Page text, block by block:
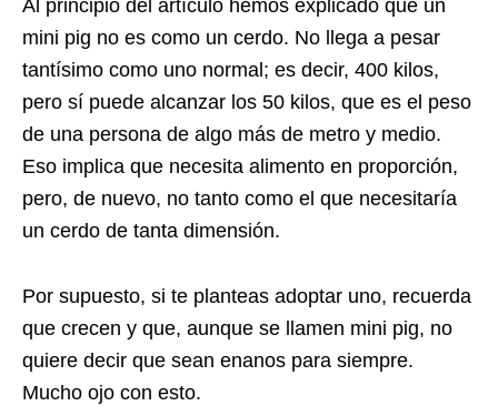
Al principio del artículo hemos explicado que un
mini pig no es como un cerdo. No llega a pesar
tantísimo como uno normal; es decir, 400 kilos,
pero sí puede alcanzar los 50 kilos, que es el peso
de una persona de algo más de metro y medio.
Eso implica que necesita alimento en proporción,
pero, de nuevo, no tanto como el que necesitaría
un cerdo de tanta dimensión.
Por supuesto, si te planteas adoptar uno, recuerda
que crecen y que, aunque se llamen mini pig, no
quiere decir que sean enanos para siempre.
Mucho ojo con esto.